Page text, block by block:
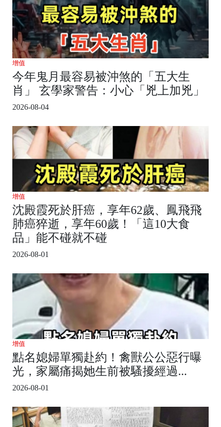
增值
今年鬼月最容易被沖煞的「五大生
肖」 玄學家警告：小心「兇上加兇」
2026-08-04
增值
沈殿霞死於肝癌，享年62歲、鳳飛飛
肺癌猝逝，享年60歲！「這10大食
品」能不碰就不碰
2026-08-01
增值
點名媳婦單獨赴約！禽獸公公惡行曝
光，家屬痛揭她生前被騷擾經過...
2026-08-01